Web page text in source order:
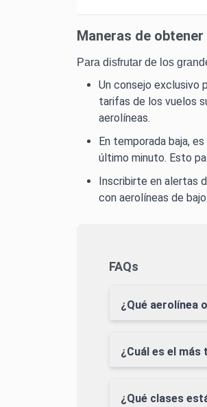
Maneras de
Para disfrutar de los
Un consejo exclusivo
tarifas de los vuelos
aerolíneas.
En temporada baja,
último minuto. Esto
Inscribirte en alertas
con aerolíneas de
FAQs
¿Qué aerolínea
¿Cuál es el más
¿Qué clases